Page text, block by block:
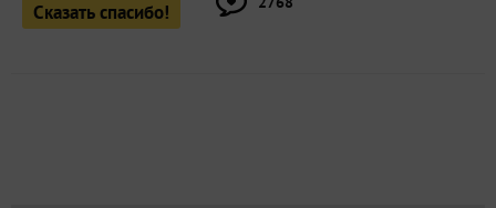
Сказать спасибо!